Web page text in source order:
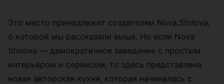
Это место принадлежит создателям Nova.Stolova,
о которой мы рассказали выше. Но если Nova
Stolova — демократичное заведение с простым
интерьером и сервисом, то здесь представлена
новая авторская кухня, которая начиналась с